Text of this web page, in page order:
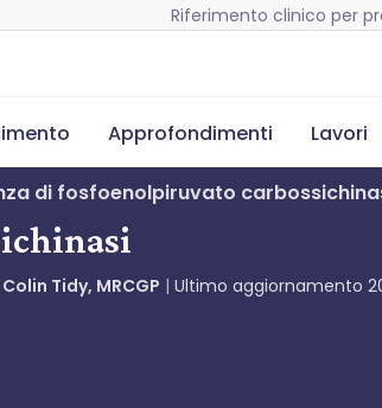
Riferimento clinico per
Approfondimenti Lavori
di fosfoenolpiruvato
Tidy, MRCGP Ultimo aggiornamento